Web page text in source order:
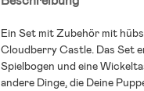
Ein Set mit Zubehör mit
Cloudberry Castle. Das Set
Spielbogen und eine
andere Dinge, die Deine